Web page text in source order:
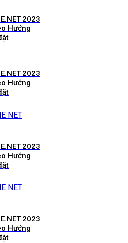
2023
Hướng
2023
Hướng
2023
Hướng
2023
Hướng